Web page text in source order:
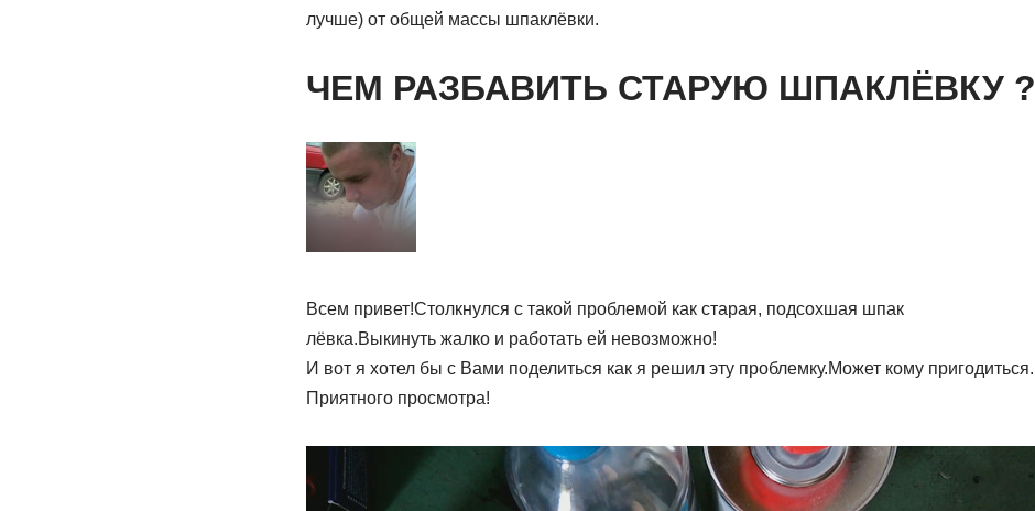
лучше) от общей массы шпаклёвки.
ЧЕМ РАЗБАВИТЬ СТАРУЮ ШПАКЛЁВКУ ?
Всем привет!Столкнулся с такой проблемой как старая, подсохшая шпак
лёвка.Выкинуть жалко и работать ей невозможно!
И вот я хотел бы с Вами поделиться как я решил эту проблемку.Может кому пригодиться.
Приятного просмотра!